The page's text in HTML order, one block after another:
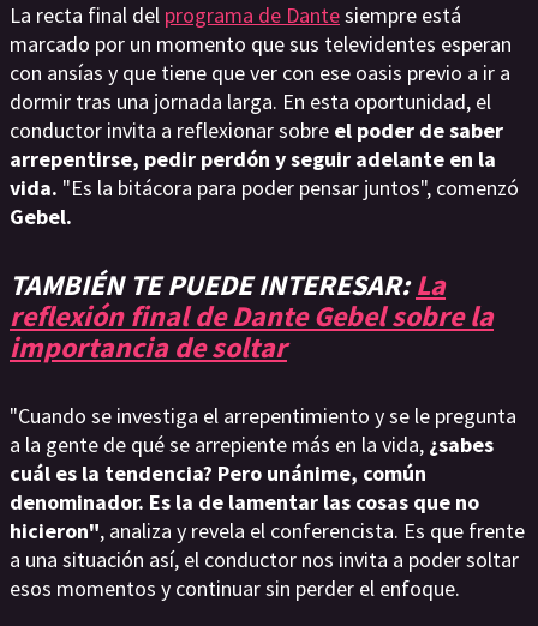
La recta final del programa de Dantesiempre está
marcado por un momento que sus televidentes esperan
con ansías y que tiene que ver con ese oasis previo a ir a
dormir tras una jornada larga. En esta oportunidad, el
conductor invita a reflexionar sobre el poder de saber
arrepentirse, pedir perdón y seguir adelante en la
vida. "Es la bitácora para poder pensar juntos", comenzó
Gebel.
TAMBIÉN TE PUEDE INTERESAR:La
reflexión final de Dante Gebel sobre la
importancia de soltar
"Cuando se investiga el arrepentimiento y se le pregunta
a la gente de qué se arrepiente más en la vida, ¿sabes
cuál es la tendencia? Pero unánime, común
denominador. Es la de lamentar las cosas que no
hicieron", analiza y revela el conferencista. Es que frente
a una situación así, el conductor nos invita a poder soltar
esos momentos y continuar sin perder el enfoque.